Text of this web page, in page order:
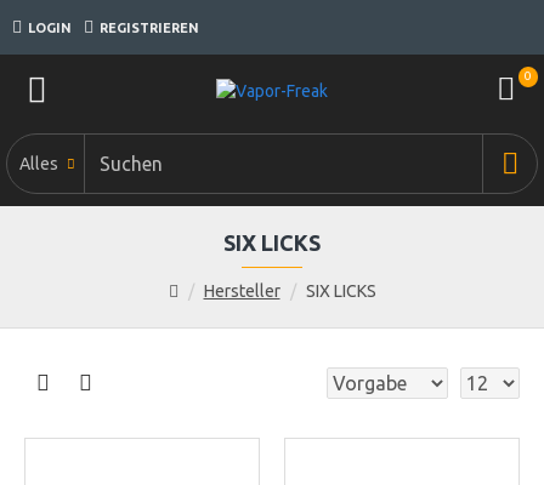
LOGIN REGISTRIEREN
0
Alles
Hersteller SIX LICKS
SIX LICKS